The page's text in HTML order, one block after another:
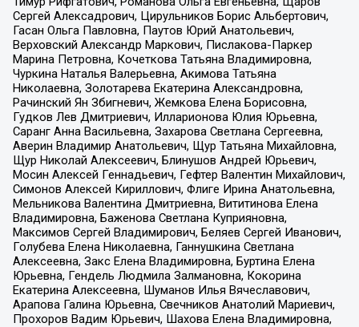
Сергей Алексадрович, Цирульников Борис Альбертович,
Гасан Ольга Павловна, Паутов Юрий Анатольевич,
Верховский Александр Маркович, Пислакова-Паркер
Марина Петровна, Кочеткова Татьяна Владимировна,
Чуркина Наталья Валерьевна, Акимова Татьяна
Николаевна, Золотарева Екатерина Александровна,
Рачинский Ян Збигневич, Жемкова Елена Борисовна,
Гудков Лев Дмитриевич, Илларионова Юлия Юрьевна,
Саранг Анна Васильевна, Захарова Светлана Сергеевна,
Аверин Владимир Анатольевич, Щур Татьяна Михайловна,
Щур Николай Алексеевич, Блинушов Андрей Юрьевич,
Мосин Алексей Геннадьевич, Гефтер Валентин Михайлович,
Симонов Алексей Кириллович, Флиге Ирина Анатольевна,
Мельникова Валентина Дмитриевна, Вититинова Елена
Владимировна, Баженова Светлана Куприяновна,
Максимов Сергей Владимирович, Беляев Сергей Иванович,
Голубева Елена Николаевна, Ганнушкина Светлана
Алексеевна, Закс Елена Владимировна, Буртина Елена
Юрьевна, Гендель Людмила Залмановна, Кокорина
Екатерина Алексеевна, Шуманов Илья Вячеславович,
Арапова Галина Юрьевна, Свечников Анатолий Мариевич,
Прохоров Вадим Юрьевич, Шахова Елена Владимировна,